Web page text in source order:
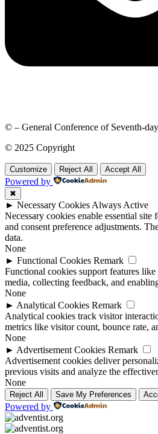
© – General Conference of Seventh-
© 2025 Copyright
Customize Reject All Accept All
Powered by
✖
► Necessary Cookies Always Active
Necessary cookies enable essential site
and consent preference adjustments.
data.
None
► Functional Cookies Remark
Functional cookies support features
media, collecting feedback, and
None
► Analytical Cookies Remark
Analytical cookies track visitor
metrics like visitor count, bounce rate,
None
► Advertisement Cookies Remark
Advertisement cookies deliver
previous visits and analyze the
None
Reject All Save My Preferences
Powered by